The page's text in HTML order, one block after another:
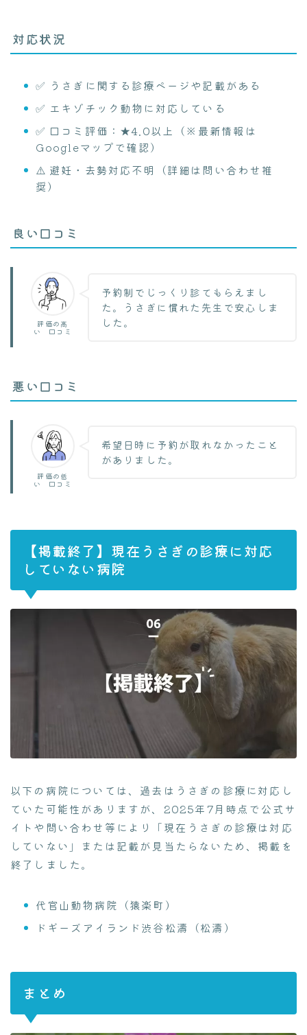
Follow Me
対応状況
✅ うさぎに関する診療ページや記載がある
✅ エキゾチック動物に対応している
✅ 口コミ評価：★4.0以上（※最新情報は
Googleマップで確認）
⚠️ 避妊・去勢対応不明（詳細は問い合わせ推
奨）
良い口コミ
評価の高
い 口コミ
予約制でじっくり診てもらえまし
た。うさぎに慣れた先生で安心しま
した。
悪い口コミ
評価の低
い 口コミ
希望日時に予約が取れなかったこと
がありました。
【掲載終了】現在うさぎの診療に対応
していない病院
以下の病院については、過去はうさぎの診療に対応し
ていた可能性がありますが、2025年7月時点で公式サ
イトや問い合わせ等により「現在うさぎの診療は対応
していない」または記載が見当たらないため、掲載を
終了しました。
代官山動物病院（猿楽町）
ドギーズアイランド渋谷松濤（松濤）
まとめ